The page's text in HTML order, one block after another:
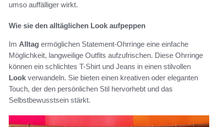
umso auffälliger wirkt.
Wie sie den alltäglichen Look aufpeppen
Im Alltag ermöglichen Statement-Ohrringe eine einfache
Möglichkeit, langweilige Outfits aufzufrischen. Diese Ohrringe
können ein schlichtes T-Shirt und Jeans in einen stilvollen
Look verwandeln. Sie bieten einen kreativen oder eleganten
Touch, der den persönlichen Stil hervorhebt und das
Selbstbewusstsein stärkt.